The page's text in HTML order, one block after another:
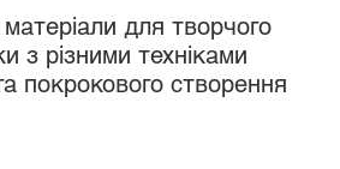
матеріали для творчого
з різними техніками
покрокового створення